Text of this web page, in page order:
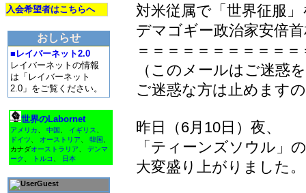
入会希望者はこちらへ
おしらせ
■レイバーネット2.0
レイバーネットの情報
は「レイバーネット
2.0」をご覧ください。
世界のLabornet
アメリカ 中国 イギリス
ドイツ
オーストリア 韓国
カナダオーストラリア
デンマ
ーク
トルコ 日本
Guest
対米従属で「世界征服
デマゴギー政治家安倍
＝＝＝＝＝＝＝＝＝＝
（このメールはご迷惑
ご迷惑な方は止めます
昨日（6月10日）夜、
「ティーンズソウル」
大変盛り上がりました。